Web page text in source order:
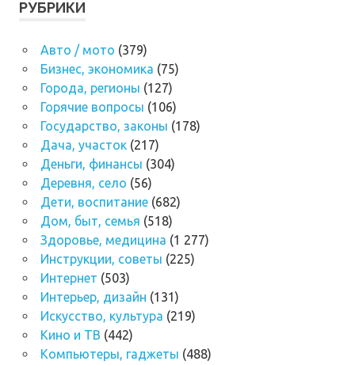
РУБРИКИ
Авто / мото (379)
Бизнес, экономика (75)
Города, регионы (127)
Горячие вопросы (106)
Государство, законы (178)
Дача, участок(217)
Деньги, финансы (304)
Деревня, село (56)
Дети, воспитание(682)
Дом, быт, семья (518)
Здоровье, медицина (1 277)
Инструкции, советы (225)
Интернет (503)
Интерьер, дизайн (131)
Искусство, культура (219)
Кино и ТВ (442)
Компьютеры, гаджеты (488)